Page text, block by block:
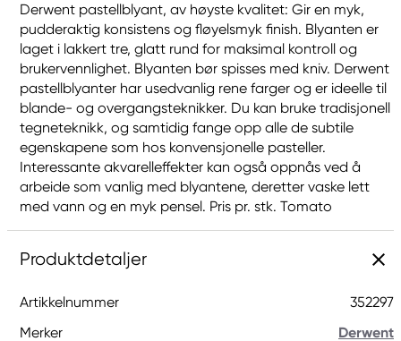
Derwent pastellblyant, av høyste kvalitet: Gir en myk,
pudderaktig konsistens og fløyelsmyk finish. Blyanten er
laget i lakkert tre, glatt rund for maksimal kontroll og
brukervennlighet. Blyanten bør spisses med kniv. Derwent
pastellblyanter har usedvanlig rene farger og er ideelle til
blande- og overgangsteknikker. Du kan bruke tradisjonell
tegneteknikk, og samtidig fange opp alle de subtile
egenskapene som hos konvensjonelle pasteller.
Interessante akvarelleffekter kan også oppnås ved å
arbeide som vanlig med blyantene, deretter vaske lett
med vann og en myk pensel. Pris pr. stk. Tomato
Produktdetaljer
Artikkelnummer
352297
Merker
Derwent